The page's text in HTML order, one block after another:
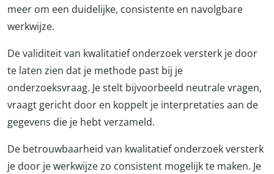
meer om een duidelijke, consistente en navolgbare
werkwijze.
De validiteit van kwalitatief onderzoek versterk je door
te laten zien dat je methode past bij je
onderzoeksvraag. Je stelt bijvoorbeeld neutrale vragen,
vraagt gericht door en koppelt je interpretaties aan de
gegevens die je hebt verzameld.
De betrouwbaarheid van kwalitatief onderzoek versterk
je door je werkwijze zo consistent mogelijk te maken. Je